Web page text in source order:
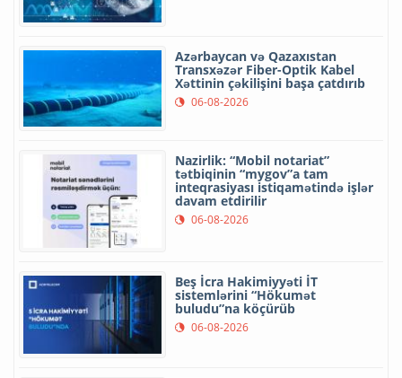
Azərbaycan və Qazaxıstan
Transxəzər Fiber-Optik Kabel
Xəttinin çəkilişini başa çatdırıb
06-08-2026
Nazirlik: “Mobil notariat”
tətbiqinin “mygov”a tam
inteqrasiyası istiqamətində işlər
davam etdirilir
06-08-2026
Beş İcra Hakimiyyəti İT
sistemlərini “Hökumət
buludu”na köçürüb
06-08-2026